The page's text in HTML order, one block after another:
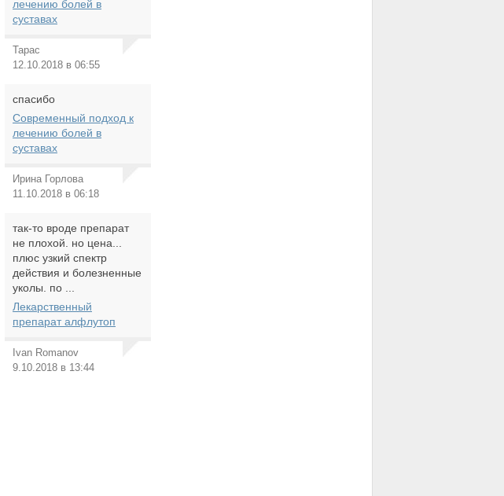
лечению болей в
суставах
Тарас
12.10.2018 в 06:55
спасибо
Современный подход к
лечению болей в
суставах
Ирина Горлова
11.10.2018 в 06:18
так-то вроде препарат
не плохой. но цена...
плюс узкий спектр
действия и болезненные
уколы. по ...
Лекарственный
препарат алфлутоп
Ivan Romanov
9.10.2018 в 13:44